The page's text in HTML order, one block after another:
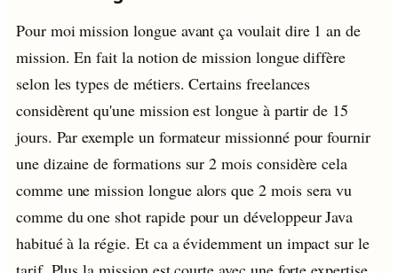
Pour moi mission longue avant ça voulait dire 1 an de
mission. En fait la notion de mission longue diffère
selon les types de métiers. Certains freelances
considèrent qu'une mission est longue à partir de 15
jours. Par exemple un formateur missionné pour fournir
une dizaine de formations sur 2 mois considère cela
comme une mission longue alors que 2 mois sera vu
comme du one shot rapide pour un développeur Java
habitué à la régie. Et ca a évidemment un impact sur le